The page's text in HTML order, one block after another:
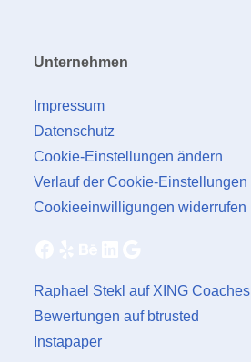
Unternehmen
Impressum
Datenschutz
Cookie-Einstellungen ändern
Verlauf der Cookie-Einstellungen
Cookieeinwilligungen widerrufen
Raphael Stekl auf XING Coaches
Bewertungen auf btrusted
Instapaper